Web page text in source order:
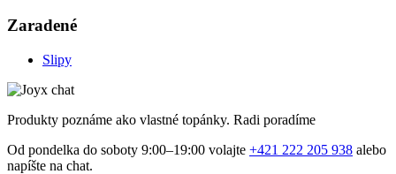
Zaradené
Slipy
Produkty poznáme ako vlastné topánky. Radi poradíme
Od pondelka do soboty 9:00–19:00 volajte +421 222 205 938 alebo
napíšte na chat.